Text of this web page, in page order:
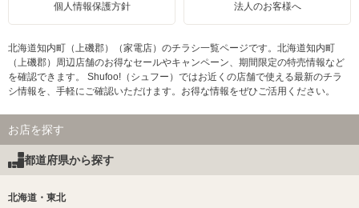
個人情報保護方針 法人のお客様へ
北海道知内町（上磯郡）（家電店）のチラシ一覧ページです。北海道知内町
（上磯郡）周辺店舗のお得なセールやキャンペーン、期間限定の特売情報など
を確認できます。 Shufoo!（シュフー）ではお近くの店舗で使える最新のチラ
シ情報を、手軽にご確認いただけます。お得な情報をぜひご活用ください。
お店を探す
都道府県から探す
北海道・東北